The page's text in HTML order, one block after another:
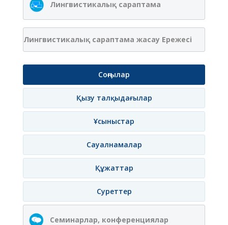
Лингвистикалық сараптама
Лингвистикалық сараптама жасау Ережесі
Соңғылар
Қызу талқыдағылар
Ұсыныстар
Сауалнамалар
Құжаттар
Суреттер
Семинарлар, конференциялар